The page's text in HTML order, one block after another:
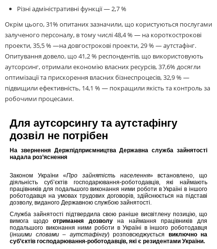
Різні адміністративні функції — 2,7 %
Окрім цього, 31% опитаних зазначили, що користуються послугами
залученого персоналу, в тому числі 48,4 % — на короткострокові
проекти, 35,5 % —на довгострокові проекти, 29 % — аутстафінг.
Опитування довело, що 41,2 % респондентів, що використовують
аутсорсинг, отримали економію власних ресурсів, 37,6% досягли
оптимізації та прискорення власних бізнеспроцесів, 32,9 % —
підвищили ефективність, 14,1 % — покращили якість та контроль за
робочими процесами.
Для аутсорсингу та аутстафінгу
дозвіл не потрібен
На звернення Держпідприємництва Державна служба зайнятості
надала роз’яснення
Законом України «Про зайнятість населення» встановлено, що
діяльність суб’єктів господарювання-роботодавців, які наймають
працівників для подальшого виконання ними роботи в Україні в іншого
роботодавця на умовах трудових договорів, здійснюється на підставі
дозволу, виданого Державною службою зайнятості.
Служба зайнятості підтвердила свою раніше висвітлену позицію, що
вимога щодоотримання дозволуна наймання працівників для
подальшого виконання ними роботи в Україні в іншого роботодавця
(іншими словами – аутстафінгу) розповсюджується виключно на
суб’єктів господарювання-роботодавців, які є резидентами України.